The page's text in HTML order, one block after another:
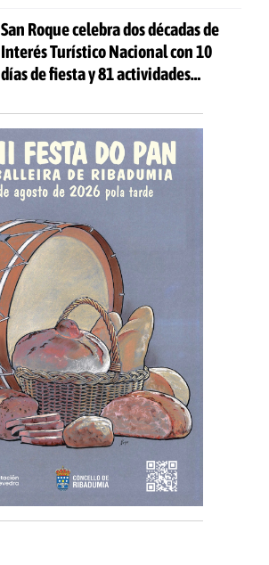
San Roque celebra dos décadas de
Interés Turístico Nacional con 10
días de fiesta y 81 actividades